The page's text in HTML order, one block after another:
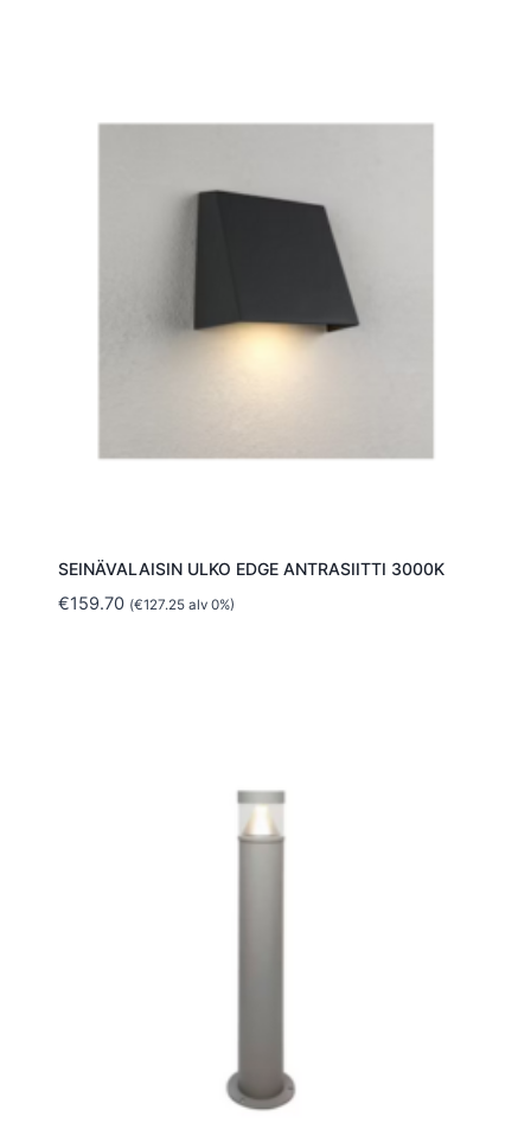
SEINÄVALAISIN ULKO EDGE ANTRASIITTI 3000K
€159.70 (€127.25alv 0%)